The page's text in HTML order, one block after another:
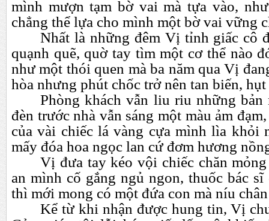
mình mượn tạm bờ vai mà tựa vào,
chẳng thể lựa cho mình một bờ vai vững
Nhất là những đêm Vị tỉnh giấc cô
quạnh quẽ, quờ tay tìm một cơ thể nào
như một thói quen mà ba năm qua Vị
hòa nhưng phút chốc trở nên tan biến,
Phòng khách vẫn liu riu những
đèn trước nhà vẫn sáng một màu ảm
của vài chiếc lá vàng cựa mình lìa khỏi
mấy đóa hoa ngọc lan cứ đơm hương
Vị đưa tay kéo vội chiếc chăn
an mình cố gắng ngủ ngon, thuốc bác
thì mới mong có một đứa con mà níu
Kể từ khi nhận được hung tin, Vị